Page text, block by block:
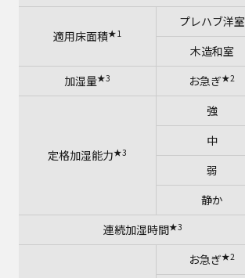
適用床面積★1
プレハブ洋室
木造和室
加湿量★3 お急ぎ★2
定格加湿能力★3
強
中
弱
静か
連続加湿時間★3
お急ぎ★2